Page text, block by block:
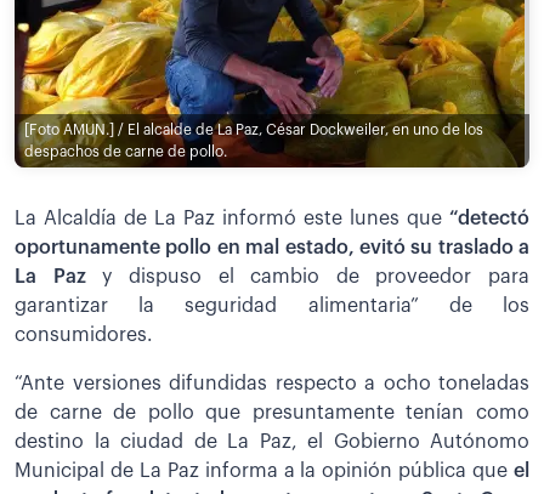
[Foto AMUN.] / El alcalde de La Paz, César Dockweiler, en uno de los
despachos de carne de pollo.
La Alcaldía de La Paz informó este lunes que “detectó
oportunamente pollo en mal estado, evitó su traslado a
La Pazy dispuso el cambio de proveedor para
garantizar la seguridad alimentaria” de los
consumidores.
“Ante versiones difundidas respecto a ocho toneladas
de carne de pollo que presuntamente tenían como
destino la ciudad de La Paz, el Gobierno Autónomo
Municipal de La Paz informa a la opinión pública que el